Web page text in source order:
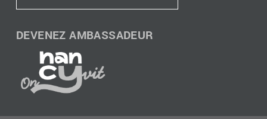
DEVENEZ AMBASSADEUR